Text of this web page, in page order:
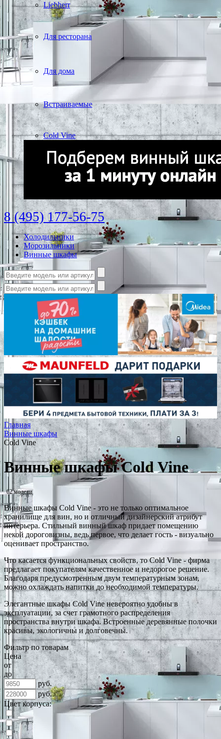
Liebherr
Для ресторана
Для дома
Встраиваемые
Cold Vine
8 (495) 177-56-75
Холодильники
Морозильники
Винные шкафы
Главная
Винные шкафы
Cold Vine
Винные шкафы Cold Vine
62 модели
Винные шкафы Cold Vine - это не только оптимальное
хранилище для вин, но и отличный дизайнерский атрибут
интерьера. Стильный винный шкаф придает помещению
некой дороговизны, ведь первое, что делает гость - визуально
оценивает пространство.
Что касается функциональных свойств, то Cold Vine - фирма
предлагает покупателям качественное и недорогое решение.
Благодаря предусмотренным двум температурным зонам,
можно охлаждать напитки до необходимой температуры.
Элегантные шкафы Cold Vine невероятно удобны в
эксплуатации, за счет грамотного распределения
пространства внутри шкафа. Встроенные деревянные полочки
красивы, экологичны и долговечны.
Фильтр по товарам
Цена
от
до
руб.
руб.
Цвет корпуса: